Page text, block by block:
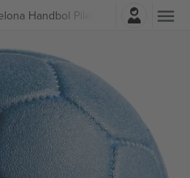
Handbol Piletid
Logi sisse